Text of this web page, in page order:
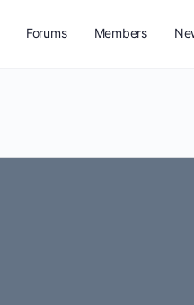
Forums Members